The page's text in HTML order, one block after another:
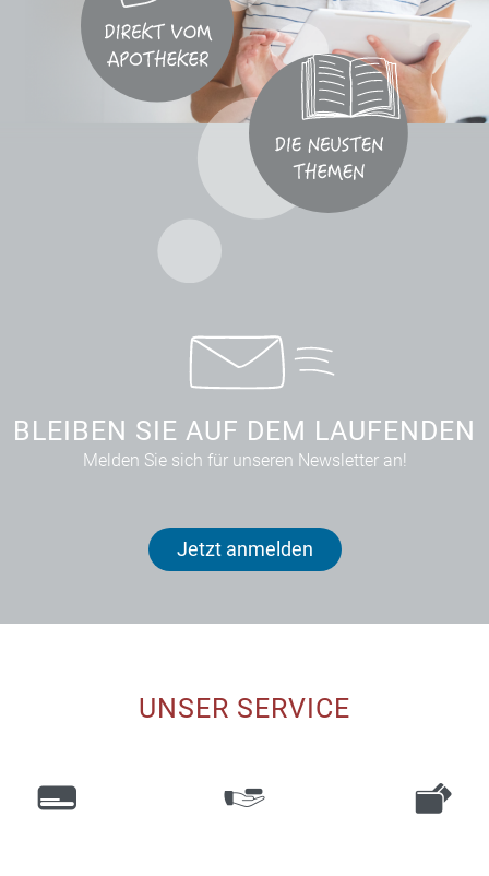
BLEIBEN SIE AUF DEM LAUFENDEN
Melden Sie sich für unseren Newsletter an!
Jetzt anmelden
UNSER SERVICE